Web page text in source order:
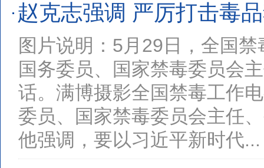
赵克志强调 严厉打击毒
图片说明：5月29日，全国
国务委员、国家禁毒委员会
话。满博摄影全国禁毒工作
委员、国家禁毒委员会主任
他强调，要以习近平新时代...